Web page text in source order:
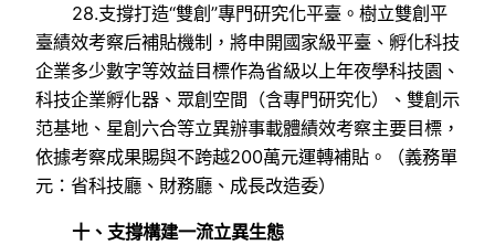
28.支撐打造“雙創”專門研究化平臺。樹立雙創平
臺績效考察后補貼機制，將申開國家級平臺、孵化科技
企業多少數字等效益目標作為省級以上年夜學科技園、
科技企業孵化器、眾創空間（含專門研究化）、雙創示
范基地、星創六合等立異辦事載體績效考察主要目標，
依據考察成果賜與不跨越200萬元運轉補貼。（義務單
元：省科技廳、財務廳、成長改造委）
十、支撐構建一流立異生態